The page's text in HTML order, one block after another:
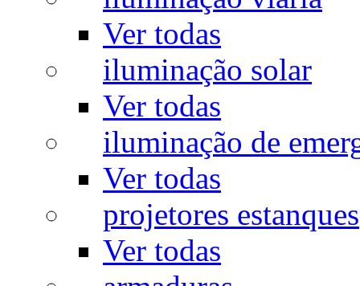
Ver todas
iluminação solar
Ver todas
iluminação de
Ver todas
projetores estanques
Ver todas